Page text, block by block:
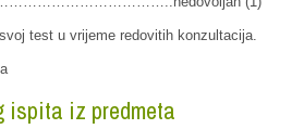
test u vrijeme redovitih konzultacija.
ispita iz predmeta